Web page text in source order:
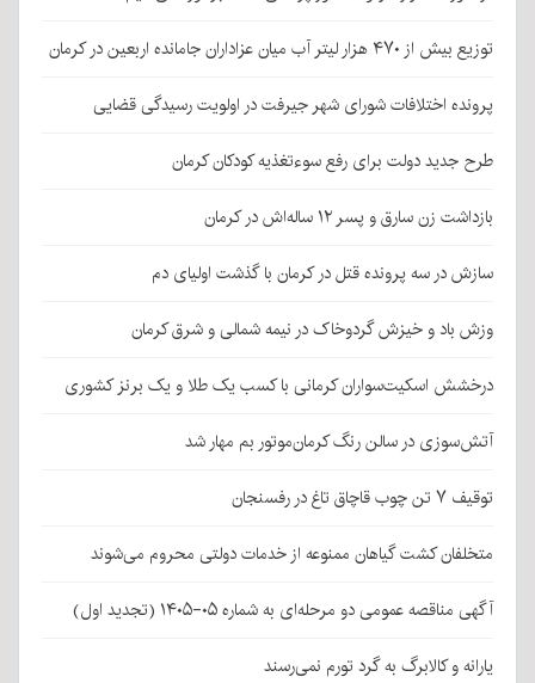
توزیع بیش از ۴۷۰ هزار لیتر آب میان عزاداران جامانده اربعین در کرمان
پرونده اختلافات شورای شهر جیرفت در اولویت رسیدگی قضایی
طرح جدید دولت برای رفع سوءتغذیه کودکان کرمان
بازداشت زن سارق و پسر ۱۲ ساله‌اش در کرمان
سازش در سه پرونده قتل در کرمان با گذشت اولیای دم
وزش باد و خیزش گردوخاک در نیمه شمالی و شرق کرمان
درخشش اسکیت‌سواران کرمانی با کسب یک طلا و یک برنز کشوری
آتش‌سوزی در سالن رنگ کرمان‌موتور بم مهار شد
توقیف ۷ تن چوب قاچاق تاغ در رفسنجان
متخلفان کشت گیاهان ممنوعه از خدمات دولتی محروم می‌شوند
آگهی مناقصه عمومی دو مرحله‌ای به شماره ۰۵-۱۴۰۵ (تجدید اول)
یارانه و کالابرگ به گرد تورم نمی‌رسند